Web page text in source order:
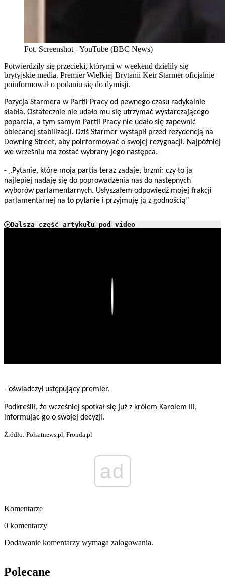
Fot. Screenshot - YouTube (BBC News)
Potwierdziły się przecieki, którymi w weekend dzieliły się
brytyjskie media. Premier Wielkiej Brytanii Keir Starmer oficjalnie
poinformował o podaniu się do dymisji.
Pozycja Starmera w Partii Pracy od pewnego czasu radykalnie
słabła. Ostatecznie nie udało mu się utrzymać wystarczającego
poparcia, a tym samym Partii Pracy nie udało się zapewnić
obiecanej stabilizacji. Dziś Starmer wystąpił przed rezydencją na
Downing Street, aby poinformować o swojej rezygnacji. Najpóźniej
we wrześniu ma zostać wybrany jego następca.
- „Pytanie, które moja partia teraz zadaje, brzmi: czy to ja
najlepiej nadaję się do poprowadzenia nas do następnych
wyborów parlamentarnych. Usłyszałem odpowiedź mojej frakcji
parlamentarnej na to pytanie i przyjmuję ją z godnością”
Dalsza część artykułu pod video
- oświadczył ustępujący premier.
Podkreślił, że wcześniej spotkał się już z królem Karolem III,
informując go o swojej decyzji.
Źródło: Polsatnews.pl, Fronda.pl
ad
Komentarze
0 komentarzy
Dodawanie komentarzy wymaga zalogowania.
Polecane